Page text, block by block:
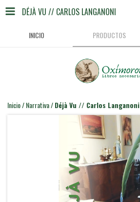
DÉJÀ VU // CARLOS LANGANONI
INICIO PRODUCTOS
Inicio/Narrativa/Déjà Vu // Carlos Langanoni